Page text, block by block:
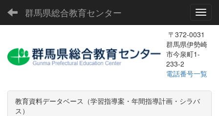
群馬県総合教育センター
〒372-0031
群馬県伊勢崎
市今泉町1-
233-2
電話番号一覧
教育資料データベース（学習指導案・年間指導計画・シラバ
ス）